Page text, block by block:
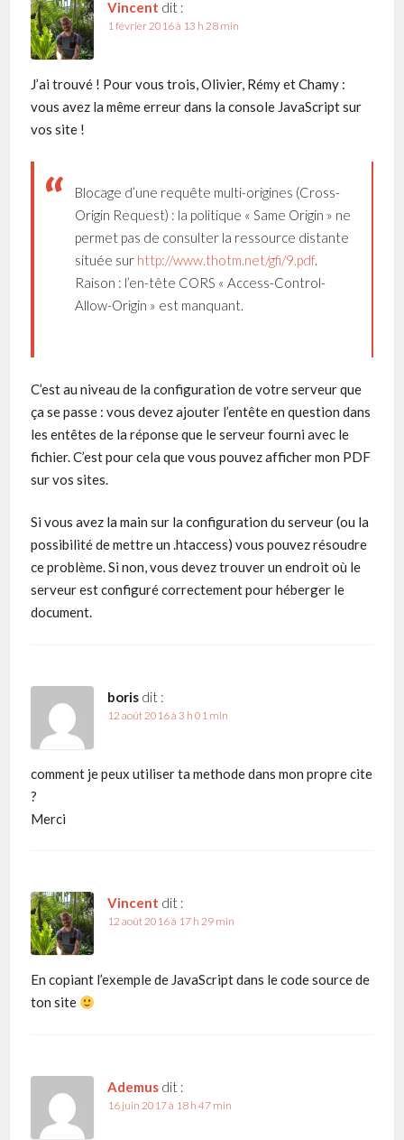
Vincent dit :
1 février 2016 à 13 h 28 min
J’ai trouvé ! Pour vous trois, Olivier, Rémy et Chamy :
vous avez la même erreur dans la console JavaScript sur
vos site !
Blocage d’une requête multi-origines (Cross-
Origin Request) : la politique « Same Origin » ne
permet pas de consulter la ressource distante
située sur http://www.thotm.net/gfi/9.pdf.
Raison : l’en-tête CORS « Access-Control-
Allow-Origin » est manquant.
C’est au niveau de la configuration de votre serveur que
ça se passe : vous devez ajouter l’entête en question dans
les entêtes de la réponse que le serveur fourni avec le
fichier. C’est pour cela que vous pouvez afficher mon PDF
sur vos sites.
Si vous avez la main sur la configuration du serveur (ou la
possibilité de mettre un .htaccess) vous pouvez résoudre
ce problème. Si non, vous devez trouver un endroit où le
serveur est configuré correctement pour héberger le
document.
boris dit :
12 août 2016 à 3 h 01 min
comment je peux utiliser ta methode dans mon propre cite
?
Merci
Vincent dit :
12 août 2016 à 17 h 29 min
En copiant l’exemple de JavaScript dans le code source de
ton site
Ademus dit :
16 juin 2017 à 18 h 47 min